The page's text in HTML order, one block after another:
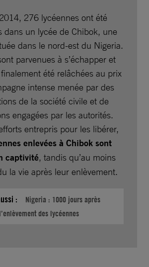
276 lycéennes ont été
dans un lycée de Chibok, une
dans le nord-est du Nigeria.
parvenues à s’échapper et
été relâchées au prix
intense menée par des
de la société civile et de
engagées par les autorités.
entrepris pour les libérer,
enlevées à Chibok sont
captivité, tandis qu’au moins
la vie après leur enlèvement.
:
Nigeria : 1000 jours après
l’enlèvement des lycéennes